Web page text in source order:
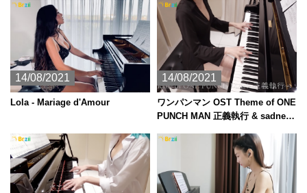
14/08/2021
Lola - Mariage d'Amour
14/08/2021
ワンパンマン OST Theme of ONE
PUNCH MAN 正義執行 & sadness